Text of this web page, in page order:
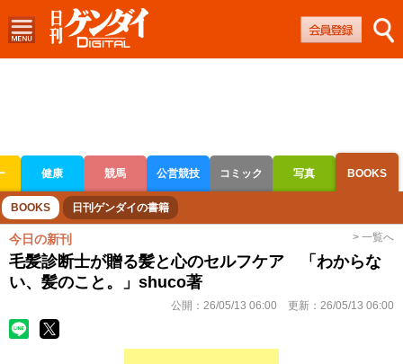
健康 競馬 公営競技 コミック 写真 BOOKS
ボートレース 競輪 オートレース
BOOKS 日刊ゲンダイの書籍
今日の新刊 > 一覧へ
毛髪診断士が贈る髪と心のセルフケア 「わからな
い、髪のこと。」shuco著
公開： 26/05/13 06:00 更新： 26/05/13 06:00